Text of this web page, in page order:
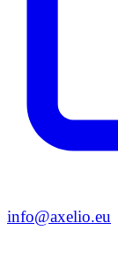
info@axelio.eu